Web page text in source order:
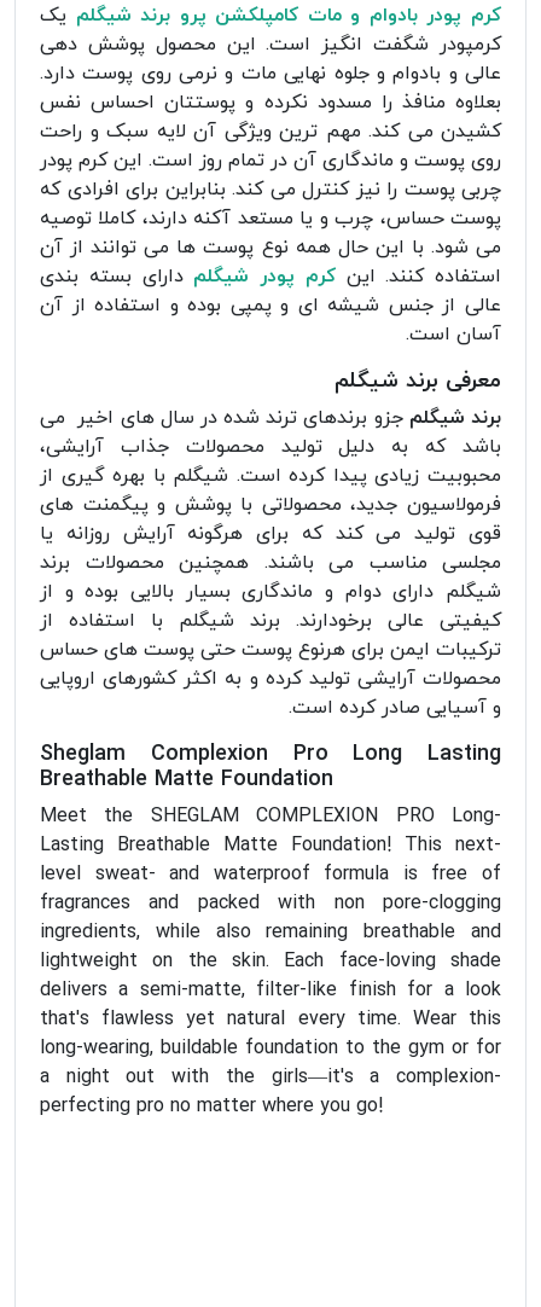
کرم پودر بادوام و مات کامپلکشن پرو برند شیگلم یک
کرمپودر شگفت انگیز است. این محصول پوشش دهی
عالی و بادوام و جلوه نهایی مات و نرمی روی پوست دارد.
بعلاوه منافذ را مسدود نکرده و پوستتان احساس نفس
کشیدن می کند. مهم ترین ویژگی آن لایه سبک و راحت
روی پوست و ماندگاری آن در تمام روز است. این کرم پودر
چربی پوست را نیز کنترل می کند. بنابراین برای افرادی که
پوست حساس، چرب و یا مستعد آکنه دارند، کاملا توصیه
می شود. با این حال همه نوع پوست ها می توانند از آن
استفاده کنند. این کرم پودر شیگلم دارای بسته بندی
عالی از جنس شیشه ای و پمپی بوده و استفاده از آن
آسان است.
معرفی برند شیگلم
برند شیگلمجزو برندهای ترند شده در سال های اخیر می
باشد که به دلیل تولید محصولات جذاب آرایشی،
محبوبیت زیادی پیدا کرده است. شیگلم با بهره گیری از
فرمولاسیون جدید، محصولاتی با پوشش و پیگمنت های
قوی تولید می کند که برای هرگونه آرایش روزانه یا
مجلسی مناسب می باشند. همچنین محصولات برند
شیگلم دارای دوام و ماندگاری بسیار بالایی بوده و از
کیفیتی عالی برخودارند. برند شیگلم با استفاده از
ترکیبات ایمن برای هرنوع پوست حتی پوست های حساس
محصولات آرایشی تولید کرده و به اکثر کشورهای اروپایی
و آسیایی صادر کرده است.
Sheglam Complexion Pro Long Lasting
Breathable Matte Foundation
Meet the SHEGLAM COMPLEXION PRO Long-
Lasting Breathable Matte Foundation! This next-
level sweat- and waterproof formula is free of
fragrances and packed with non pore-clogging
ingredients, while also remaining breathable and
lightweight on the skin. Each face-loving shade
delivers a semi-matte, filter-like finish for a look
that's flawless yet natural every time. Wear this
long-wearing, buildable foundation to the gym or for
a night out with the girls—it's a complexion-
perfecting pro no matter where you go!